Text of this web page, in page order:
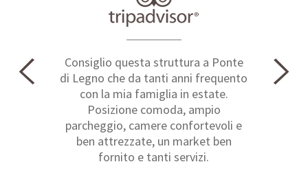
Consiglio questa struttura a Ponte
di Legno che da tanti anni frequento
con la mia famiglia in estate.
Posizione comoda, ampio
parcheggio, camere confortevoli e
ben attrezzate, un market ben
fornito e tanti servizi.